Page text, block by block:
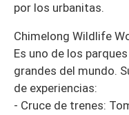
por los urbanitas.
Chimelong Wildlife
Es uno de los
grandes del mundo.
de experiencias:
- Cruce de trenes: